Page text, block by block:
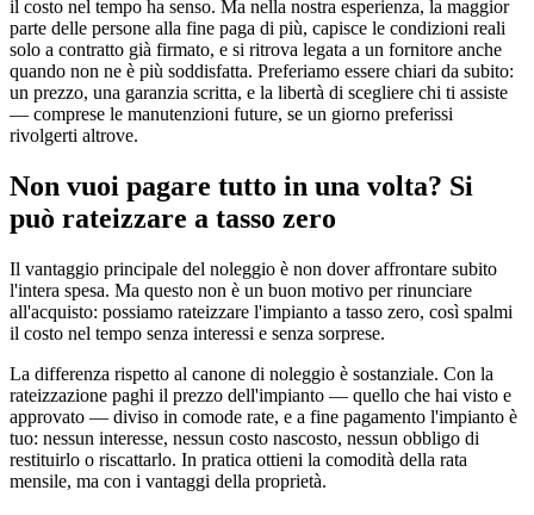
il costo nel tempo ha senso. Ma nella nostra esperienza, la maggior
parte delle persone alla fine paga di più, capisce le condizioni reali
solo a contratto già firmato, e si ritrova legata a un fornitore anche
quando non ne è più soddisfatta. Preferiamo essere chiari da subito:
un prezzo, una garanzia scritta, e la libertà di scegliere chi ti assiste
— comprese le manutenzioni future, se un giorno preferissi
rivolgerti altrove.
Non vuoi pagare tutto in una volta? Si
può rateizzare a tasso zero
Il vantaggio principale del noleggio è non dover affrontare subito
l'intera spesa. Ma questo non è un buon motivo per rinunciare
all'acquisto: possiamo rateizzare l'impianto a tasso zero, così spalmi
il costo nel tempo senza interessi e senza sorprese.
La differenza rispetto al canone di noleggio è sostanziale. Con la
rateizzazione paghi il prezzo dell'impianto — quello che hai visto e
approvato — diviso in comode rate, e a fine pagamento l'impianto è
tuo: nessun interesse, nessun costo nascosto, nessun obbligo di
restituirlo o riscattarlo. In pratica ottieni la comodità della rata
mensile, ma con i vantaggi della proprietà.